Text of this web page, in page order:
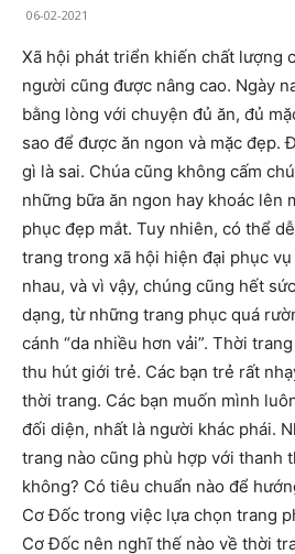
06-02-2021
Xã hội phát triển khiến chất lượng
người cũng được nâng cao. Ngày
bằng lòng với chuyện đủ ăn, đủ
sao để được ăn ngon và mặc đẹp.
gì là sai. Chúa cũng không cấm
những bữa ăn ngon hay khoác lên
phục đẹp mắt. Tuy nhiên, có thể
trang trong xã hội hiện đại phục
nhau, và vì vậy, chúng cũng hết
dạng, từ những trang phục quá
cánh “da nhiều hơn vải”. Thời
thu hút giới trẻ. Các bạn trẻ rất
thời trang. Các bạn muốn mình
đối diện, nhất là người khác phái.
trang nào cũng phù hợp với thanh
không? Có tiêu chuẩn nào để
Cơ Đốc trong việc lựa chọn trang
Cơ Đốc nên nghĩ thế nào về thời